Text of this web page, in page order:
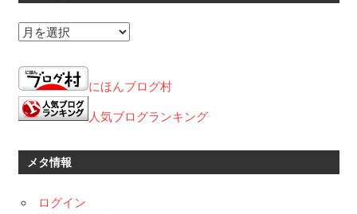
ア
カ
イ
ブ
にほんブログ村
人気ブログランキング
メタ情報
ログイン